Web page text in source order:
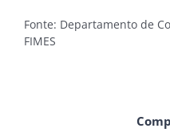
Fonte: Departamento de
FIMES